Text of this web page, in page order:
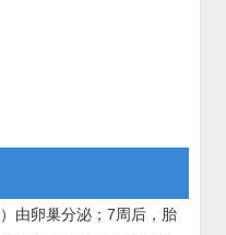
）由卵巢分泌；7周后，胎